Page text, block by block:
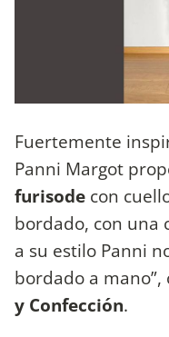
Fuertemente
Panni Margot
furisode con
bordado, con una
a su estilo Panni
bordado a
y Confección.